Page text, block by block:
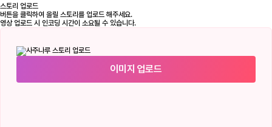
스토리 업로드
버튼을 클릭하여 올릴 스토리를 업로드 해주세요.
영상 업로드 시 인코딩 시간이 소요될 수 있습니다.
이미지 업로드